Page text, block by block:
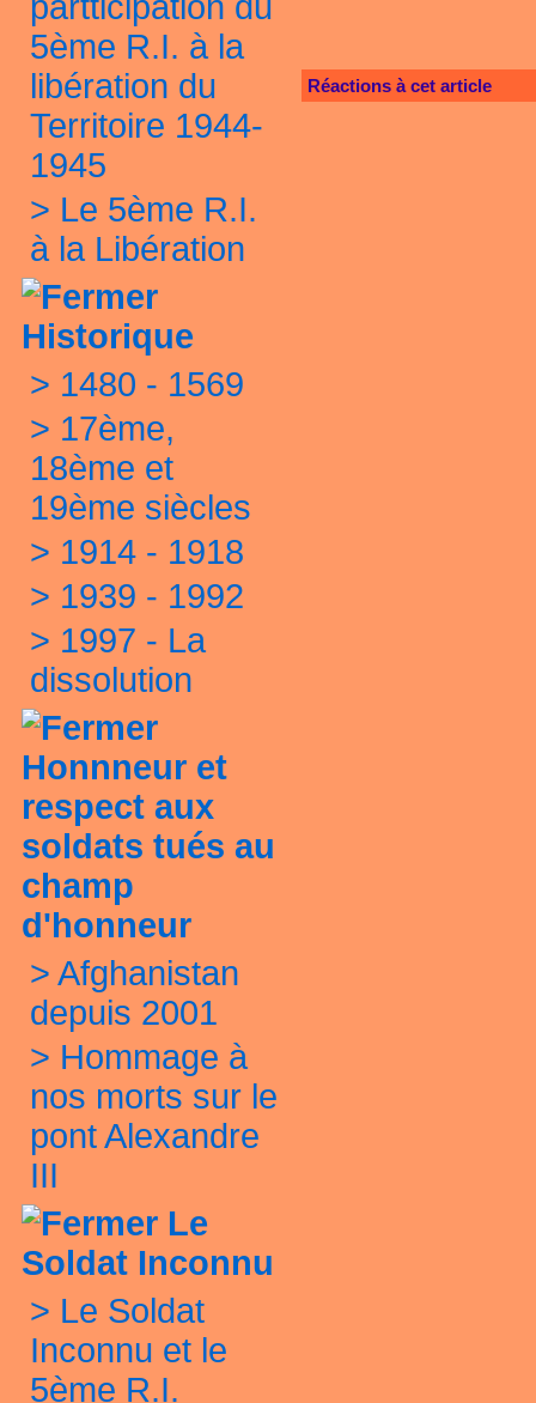
5ème R.I. à la
libération du
Territoire 1944-
1945
> Le 5ème R.I.
à la Libération
Historique
> 1480 - 1569
> 17ème,
18ème et
19ème siècles
> 1914 - 1918
> 1939 - 1992
> 1997 - La
dissolution
Honnneur et
respect aux
soldats tués au
champ
d'honneur
> Afghanistan
depuis 2001
> Hommage à
nos morts sur le
pont Alexandre
III
Le
Soldat Inconnu
> Le Soldat
Inconnu et le
5ème R.I.
Réactions à cet article